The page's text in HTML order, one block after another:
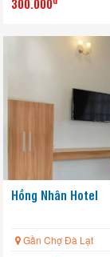
HOT
Hồng Nhân Hotel
Gần Chợ Đà Lạt